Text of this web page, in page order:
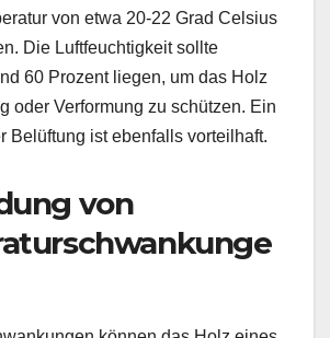
von etwa 20-22 Grad Celsius
Die Luftfeuchtigkeit sollte
60 Prozent liegen, um das Holz
oder Verformung zu schützen. Ein
Belüftung ist ebenfalls vorteilhaft.
von